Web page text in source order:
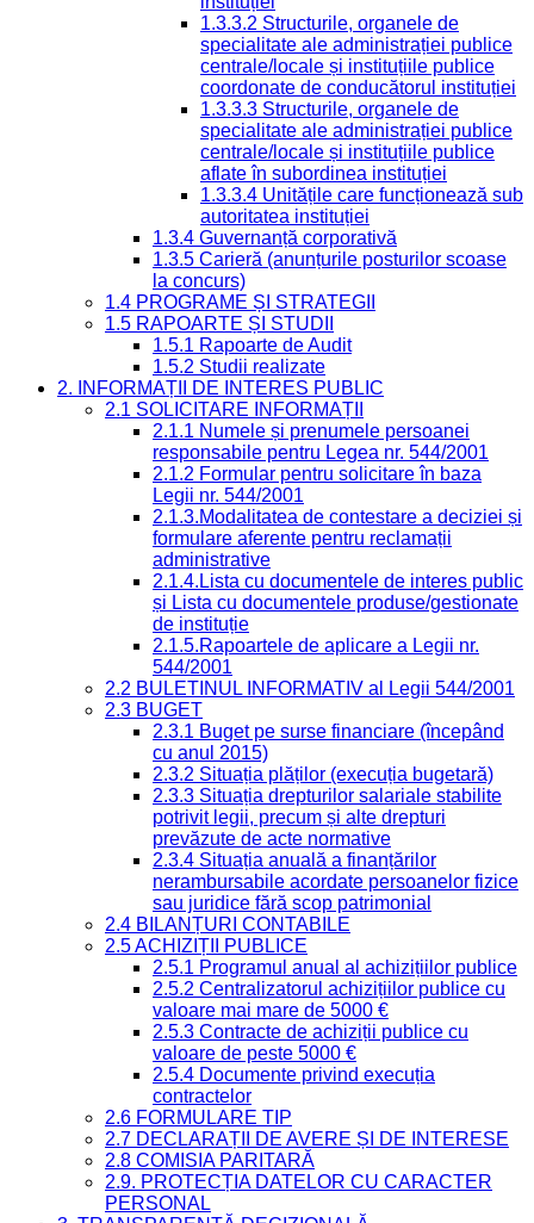
1.3.3.2 Structurile, organele de
specialitate ale administrației publice
centrale/locale și instituțiile publice
coordonate de conducătorul instituției
1.3.3.3 Structurile, organele de
specialitate ale administrației publice
centrale/locale și instituțiile publice
aflate în subordinea instituției
1.3.3.4 Unitățile care funcționează sub
autoritatea instituției
1.3.4 Guvernanță corporativă
1.3.5 Carieră (anunțurile posturilor scoase
la concurs)
1.4 PROGRAME ȘI STRATEGII
1.5 RAPOARTE ȘI STUDII
1.5.1 Rapoarte de Audit
1.5.2 Studii realizate
2. INFORMAȚII DE INTERES PUBLIC
2.1 SOLICITARE INFORMAȚII
2.1.1 Numele și prenumele persoanei
responsabile pentru Legea nr. 544/2001
2.1.2 Formular pentru solicitare în baza
Legii nr. 544/2001
2.1.3.Modalitatea de contestare a deciziei și
formulare aferente pentru reclamații
administrative
2.1.4.Lista cu documentele de interes public
și Lista cu documentele produse/gestionate
de instituție
2.1.5.Rapoartele de aplicare a Legii nr.
544/2001
2.2 BULETINUL INFORMATIV al Legii 544/2001
2.3 BUGET
2.3.1 Buget pe surse financiare (începând
cu anul 2015)
2.3.2 Situația plăților (execuția bugetară)
2.3.3 Situația drepturilor salariale stabilite
potrivit legii, precum și alte drepturi
prevăzute de acte normative
2.3.4 Situația anuală a finanțărilor
nerambursabile acordate persoanelor fizice
sau juridice fără scop patrimonial
2.4 BILANȚURI CONTABILE
2.5 ACHIZIȚII PUBLICE
2.5.1 Programul anual al achizițiilor publice
2.5.2 Centralizatorul achizițiilor publice cu
valoare mai mare de 5000 €
2.5.3 Contracte de achiziții publice cu
valoare de peste 5000 €
2.5.4 Documente privind execuția
contractelor
2.6 FORMULARE TIP
2.7 DECLARAȚII DE AVERE ȘI DE INTERESE
2.8 COMISIA PARITARĂ
2.9. PROTECȚIA DATELOR CU CARACTER
PERSONAL